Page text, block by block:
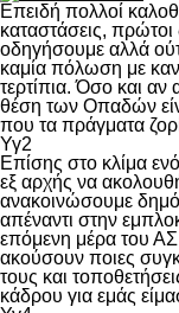
Επειδή πολλοί
καταστάσεις,
οδηγήσουμε αλλά
καμία πόλωση με
τερτίπια. Όσο και αν
θέση των Οπαδών
που τα πράγματα
Υγ2
Επίσης στο κλίμα
εξ αρχής να
ανακοινώσουμε
απέναντι στην
επόμενη μέρα του
ακούσουν ποιες
τους και
κάδρου για εμάς